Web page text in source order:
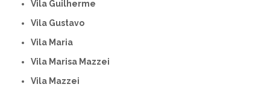
Vila Guilherme
Vila Gustavo
Vila Maria
Vila Marisa Mazzei
Vila Mazzei